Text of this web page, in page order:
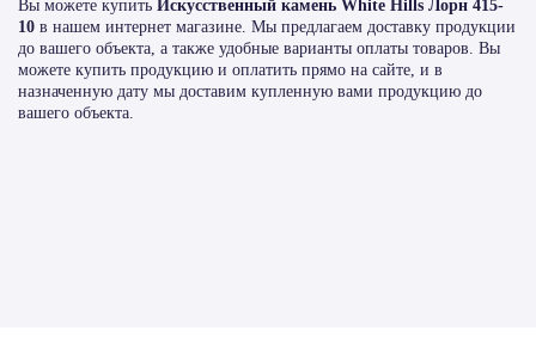
Вы можете купить Искусственный камень White Hills Лорн 415-
10 в нашем интернет магазине. Мы предлагаем доставку продукции
до вашего объекта, а также удобные варианты оплаты товаров. Вы
можете купить продукцию и оплатить прямо на сайте, и в
назначенную дату мы доставим купленную вами продукцию до
вашего объекта.